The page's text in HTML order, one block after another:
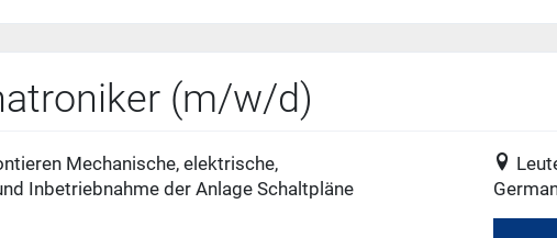
(m/w/d)
Mechanische, elektrische,
Inbetriebnahme der Anlage Schaltpläne